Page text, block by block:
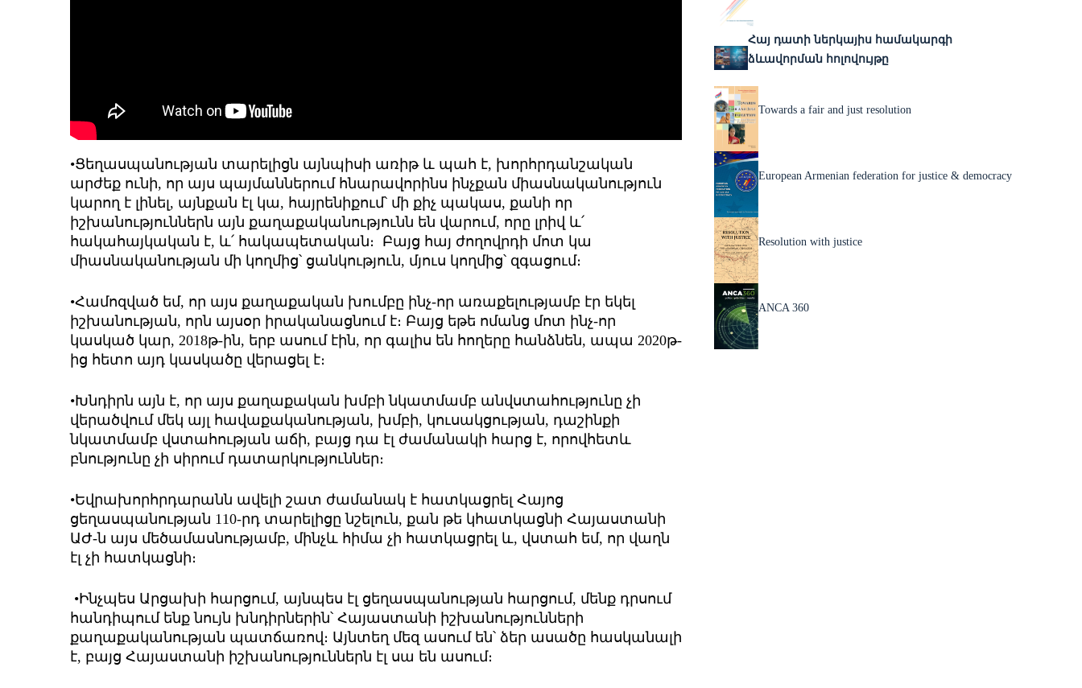
•Ցեղասպանության տարելիցն այնպիսի առիթ և պահ է, խորհրդանշական
արժեք ունի, որ այս պայմաններում հնարավորինս ինչքան միասնականություն
կարող է լինել, այնքան էլ կա, հայրենիքում՝ մի քիչ պակաս, քանի որ
իշխանություններն այն քաղաքականությունն են վարում, որը լրիվ և՛
հակահայկական է, և՛ հակապետական։ Բայց հայ ժողովրդի մոտ կա
միասնականության մի կողմից՝ ցանկություն, մյուս կողմից՝ զգացում։
•Համոզված եմ, որ այս քաղաքական խումբը ինչ-որ առաքելությամբ էր եկել
իշխանության, որն այսօր իրականացնում է։ Բայց եթե ոմանց մոտ ինչ-որ
կասկած կար, 2018թ-ին, երբ ասում էին, որ գալիս են հողերը հանձնեն, ապա 2020թ-
ից հետո այդ կասկածը վերացել է։
•Խնդիրն այն է, որ այս քաղաքական խմբի նկատմամբ անվստահությունը չի
վերածվում մեկ այլ հավաքականության, խմբի, կուսակցության, դաշինքի
նկատմամբ վստահության աճի, բայց դա էլ ժամանակի հարց է, որովհետև
բնությունը չի սիրում դատարկություններ։
•Եվրախորհրդարանն ավելի շատ ժամանակ է հատկացրել Հայոց
ցեղասպանության 110-րդ տարելիցը նշելուն, քան թե կհատկացնի Հայաստանի
ԱԺ-ն այս մեծամասնությամբ, մինչև հիմա չի հատկացրել և, վստահ եմ, որ վաղն
էլ չի հատկացնի։
•Ինչպես Արցախի հարցում, այնպես էլ ցեղասպանության հարցում, մենք դրսում
հանդիպում ենք նույն խնդիրներին՝ Հայաստանի իշխանությունների
քաղաքականության պատճառով։ Այնտեղ մեզ ասում են՝ ձեր ասածը հասկանալի
է, բայց Հայաստանի իշխանություններն էլ սա են ասում։
Հայ դատի ներկայիս համակարգի
ձևավորման հոլովույթը
Towards a fair and just resolution
European Armenian federation for justice & democracy
Resolution with justice
ANCA 360